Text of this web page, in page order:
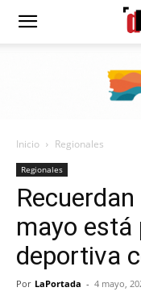
Diario
Portada
Inicio Regionales
Regionales
mayo está
deportiva
Por LaPortada - 4 mayo,